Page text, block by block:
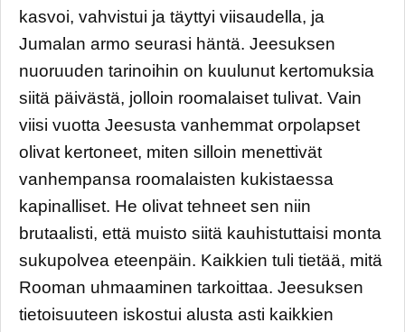
kasvoi, vahvistui ja täyttyi viisaudella, ja
Jumalan armo seurasi häntä. Jeesuksen
nuoruuden tarinoihin on kuulunut kertomuksia
siitä päivästä, jolloin roomalaiset tulivat. Vain
viisi vuotta Jeesusta vanhemmat orpolapset
olivat kertoneet, miten silloin menettivät
vanhempansa roomalaisten kukistaessa
kapinalliset. He olivat tehneet sen niin
brutaalisti, että muisto siitä kauhistuttaisi monta
sukupolvea eteenpäin. Kaikkien tuli tietää, mitä
Rooman uhmaaminen tarkoittaa. Jeesuksen
tietoisuuteen iskostui alusta asti kaikkien